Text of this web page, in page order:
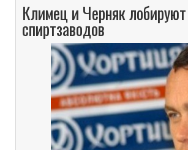
Климец и Черняк
спиртзаводов